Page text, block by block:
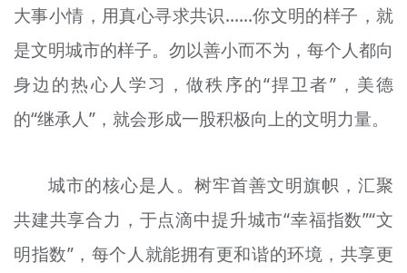
大事小情，用真心寻求共识……你文明的样子，就
是文明城市的样子。勿以善小而不为，每个人都向
身边的热心人学习，做秩序的“捍卫者”，美德
的“继承人”，就会形成一股积极向上的文明力量。
城市的核心是人。树牢首善文明旗帜，汇聚
共建共享合力，于点滴中提升城市“幸福指数”“文
明指数”，每个人就能拥有更和谐的环境，共享更